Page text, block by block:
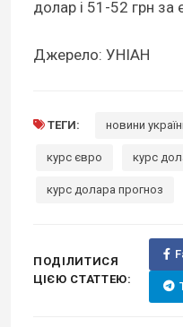
долар і 51-52 грн за
Джерело: УНІАН
ТЕГИ: новини
курс євро курс
курс долара прогноз
ПОДІЛИТИСЯ
ЦІЄЮ СТАТТЕЮ: